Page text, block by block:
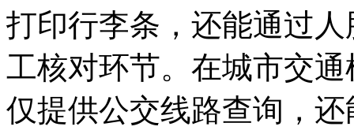
打印行李条，还能通过
工核对环节。在城市交
仅提供公交线路查询，